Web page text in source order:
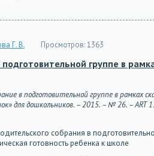
Г. В. Просмотров:1363
группе в
в подготовительной группе в рамках
для дошкольников. – 2015. – № 26. –
собрания в
готовность ребенка к школе